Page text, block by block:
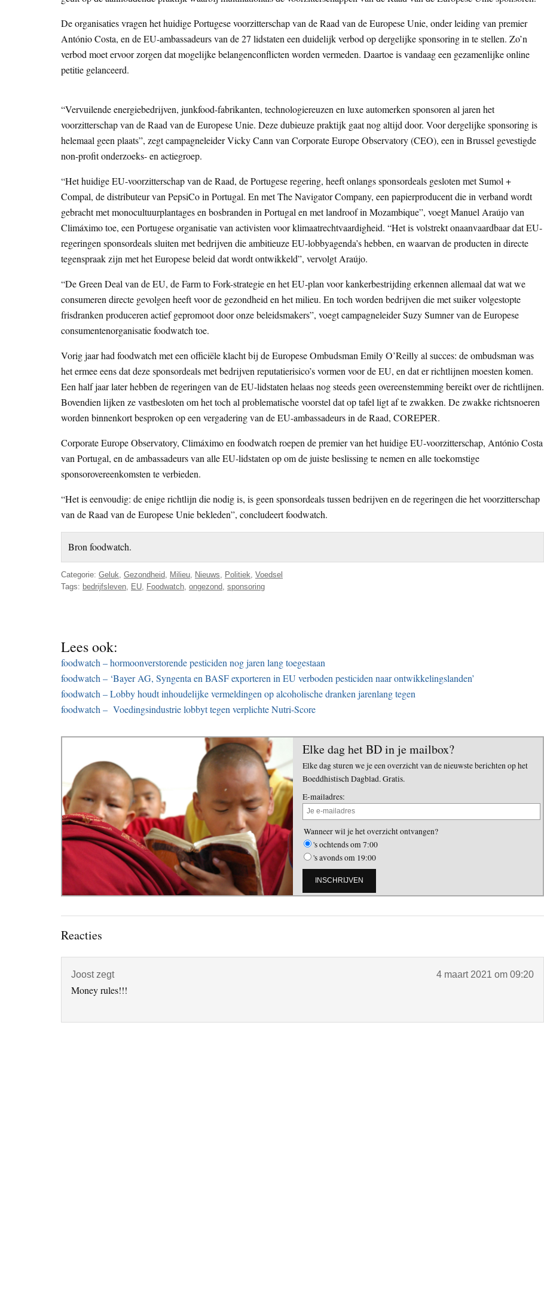
De organisaties vragen het huidige Portugese voorzitterschap van de Raad van de Europese Unie, onder leiding van premier
António Costa, en de EU-ambassadeurs van de 27 lidstaten een duidelijk verbod op dergelijke sponsoring in te stellen. Zo’n
verbod moet ervoor zorgen dat mogelijke belangenconflicten worden vermeden. Daartoe is vandaag een gezamenlijke online
petitie gelanceerd.
“Vervuilende energiebedrijven, junkfood-fabrikanten, technologiereuzen en luxe automerken sponsoren al jaren het
voorzitterschap van de Raad van de Europese Unie. Deze dubieuze praktijk gaat nog altijd door. Voor dergelijke sponsoring is
helemaal geen plaats”, zegt campagneleider Vicky Cann van Corporate Europe Observatory (CEO), een in Brussel gevestigde
non-profit onderzoeks- en actiegroep.
“Het huidige EU-voorzitterschap van de Raad, de Portugese regering, heeft onlangs sponsordeals gesloten met Sumol +
Compal, de distributeur van PepsiCo in Portugal. En met The Navigator Company, een papierproducent die in verband wordt
gebracht met monocultuurplantages en bosbranden in Portugal en met landroof in Mozambique”, voegt Manuel Araújo van
Climáximo toe, een Portugese organisatie van activisten voor klimaatrechtvaardigheid. “Het is volstrekt onaanvaardbaar dat EU-
regeringen sponsordeals sluiten met bedrijven die ambitieuze EU-lobbyagenda’s hebben, en waarvan de producten in directe
tegenspraak zijn met het Europese beleid dat wordt ontwikkeld”, vervolgt Araújo.
“De Green Deal van de EU, de Farm to Fork-strategie en het EU-plan voor kankerbestrijding erkennen allemaal dat wat we
consumeren directe gevolgen heeft voor de gezondheid en het milieu. En toch worden bedrijven die met suiker volgestopte
frisdranken produceren actief gepromoot door onze beleidsmakers”, voegt campagneleider Suzy Sumner van de Europese
consumentenorganisatie foodwatch toe.
Vorig jaar had foodwatch met een officiële klacht bij de Europese Ombudsman Emily O’Reilly al succes: de ombudsman was
het ermee eens dat deze sponsordeals met bedrijven reputatierisico’s vormen voor de EU, en dat er richtlijnen moesten komen.
Een half jaar later hebben de regeringen van de EU-lidstaten helaas nog steeds geen overeenstemming bereikt over de richtlijnen.
Bovendien lijken ze vastbesloten om het toch al problematische voorstel dat op tafel ligt af te zwakken. De zwakke richtsnoeren
worden binnenkort besproken op een vergadering van de EU-ambassadeurs in de Raad, COREPER.
Corporate Europe Observatory, Climáximo en foodwatch roepen de premier van het huidige EU-voorzitterschap, António Costa
van Portugal, en de ambassadeurs van alle EU-lidstaten op om de juiste beslissing te nemen en alle toekomstige
sponsorovereenkomsten te verbieden.
“Het is eenvoudig: de enige richtlijn die nodig is, is geen sponsordeals tussen bedrijven en de regeringen die het voorzitterschap
van de Raad van de Europese Unie bekleden”, concludeert foodwatch.
Bron foodwatch.
Categorie: Geluk Gezondheid Milieu Nieuws Politiek Voedsel
Tags: bedrijfsleven EU Foodwatch ongezond sponsoring
Lees ook:
foodwatch – hormoonverstorende pesticiden nog jaren lang toegestaan
foodwatch – ‘Bayer AG, Syngenta en BASF exporteren in EU verboden pesticiden naar ontwikkelingslanden’
foodwatch – Lobby houdt inhoudelijke vermeldingen op alcoholische dranken jarenlang tegen
foodwatch – Voedingsindustrie lobbyt tegen verplichte Nutri-Score
Elke dag het BD in je mailbox?
Elke dag sturen we je een overzicht van de nieuwste berichten op het
Boeddhistisch Dagblad. Gratis.
E-mailadres:
Wanneer wil je het overzicht ontvangen?
's ochtends om 7:00
's avonds om 19:00
Lees
Reacties
Joost zegt 4 maart 2021 om 09:20
Money rules!!!